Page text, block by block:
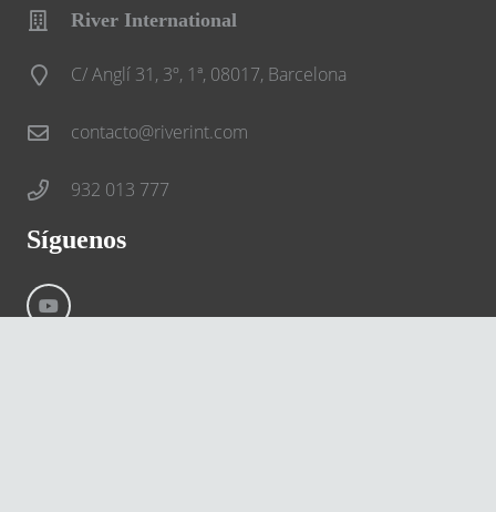
River International
C/ Anglí 31, 3º, 1ª, 08017, Barcelona
contacto@riverint.com
932 013 777
Síguenos